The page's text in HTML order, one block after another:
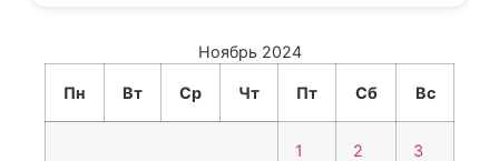
Ноябрь 2024
Пн Вт Ср Чт Пт Сб Вс
1 2 3